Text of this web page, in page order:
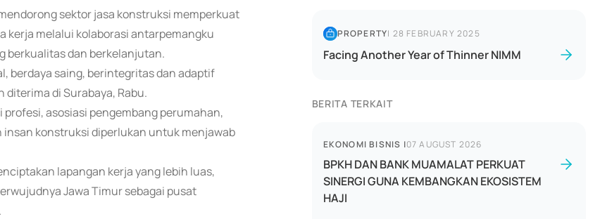
sektor jasa konstruksi memperkuat
kerja melalui kolaborasi antarpemangku
berkualitas dan berkelanjutan.
berdaya saing, berintegritas dan adaptif
di Surabaya, Rabu.
asosiasi pengembang perumahan,
insan konstruksi diperlukan untuk menjawab
lapangan kerja yang lebih luas,
Jawa Timur sebagai pusat
PROPERTY| 28 FEBRUARY 2025
Facing Another Year of Thinner NIMM
BERITA TERKAIT
EKONOMI BISNIS |07 AUGUST 2026
BPKH DAN BANK MUAMALAT PERKUAT
SINERGI GUNA KEMBANGKAN EKOSISTEM
HAJI